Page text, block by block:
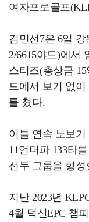
여자프로골프
김민선7은 6일
2/6615야드)에서
스터즈(총상금
드에서 보기 없
를 쳤다.
이틀 연속 노보
11언더파 133타
선두 그룹을 형성
지난 2023년
4월 덕신EPC 챔